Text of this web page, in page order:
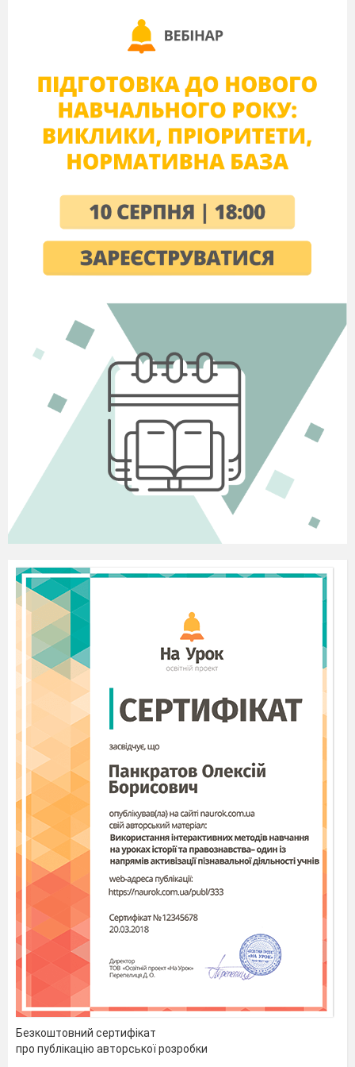
Безкоштовний сертифікат
про публікацію авторської розробки